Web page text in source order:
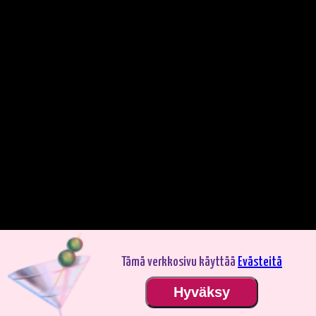
Pelaa demotilassa. Oikealla rahalla pelaaminen on jännittävämpää.
Tämä verkkosivu käyttää Evästeitä
Hyväksy